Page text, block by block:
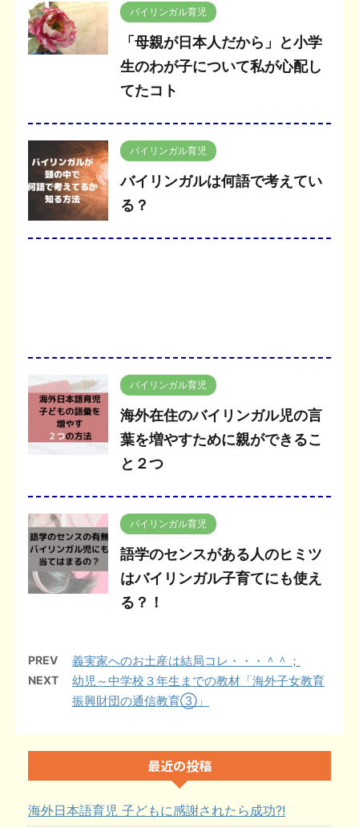
バイリンガル育児
「母親が日本人だから」と小学
生のわが子について私が心配し
てたコト
バイリンガル育児
バイリンガルは何語で考えてい
る？
バイリンガル育児
海外在住のバイリンガル児の言
葉を増やすために親ができるこ
と２つ
バイリンガル育児
語学のセンスがある人のヒミツ
はバイリンガル子育てにも使え
る？！
PREV 義実家へのお土産は結局コレ・・・＾＾；
NEXT
幼児～中学校３年生までの教材「海外子女教育
振興財団の通信教育③」
最近の投稿
海外日本語育児 子どもに感謝されたら成功?!